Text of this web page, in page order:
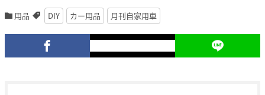
用品 DIY カー用品 月刊自家用車